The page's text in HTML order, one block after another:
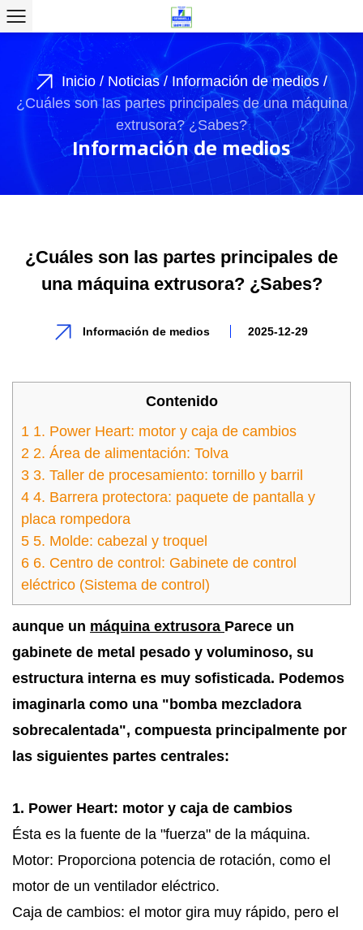
Inicio/ Noticias/Información de medios/
¿Cuáles son las partes principales de una máquina
extrusora? ¿Sabes?
Información de medios
¿Cuáles son las partes principales de
una máquina extrusora? ¿Sabes?
Información de medios 2025-12-29
Contenido
1 1. Power Heart: motor y caja de cambios
2 2. Área de alimentación: Tolva
3 3. Taller de procesamiento: tornillo y barril
4 4. Barrera protectora: paquete de pantalla y
placa rompedora
5 5. Molde: cabezal y troquel
6 6. Centro de control: Gabinete de control
eléctrico (Sistema de control)
aunque un máquina extrusora Parece un
gabinete de metal pesado y voluminoso, su
estructura interna es muy sofisticada. Podemos
imaginarla como una "bomba mezcladora
sobrecalentada", compuesta principalmente por
las siguientes partes centrales:
1. Power Heart: motor y caja de cambios
Ésta es la fuente de la "fuerza" de la máquina.
Motor: Proporciona potencia de rotación, como el
motor de un ventilador eléctrico.
Caja de cambios: el motor gira muy rápido, pero el